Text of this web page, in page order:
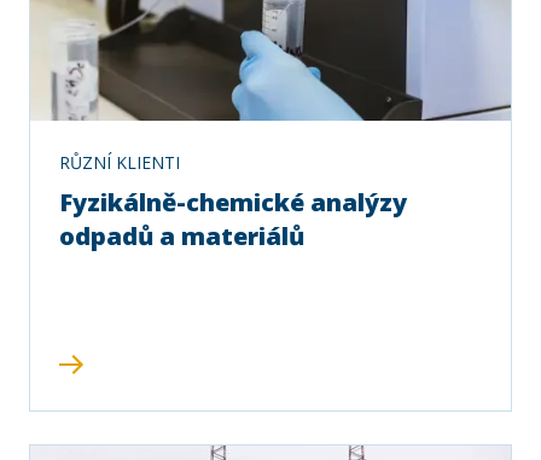
RŮZNÍ KLIENTI
Fyzikálně-chemické analýzy
odpadů a materiálů